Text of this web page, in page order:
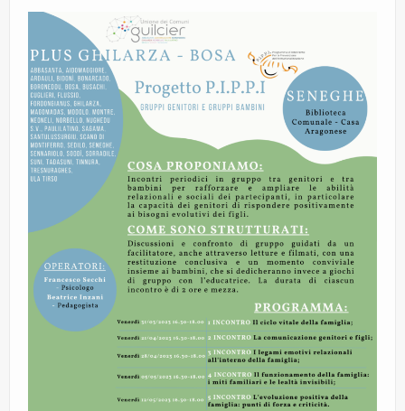
Lavora con noi
Centro Antiviolenza “Feminas” | PLUS Sanluri –
Guspini